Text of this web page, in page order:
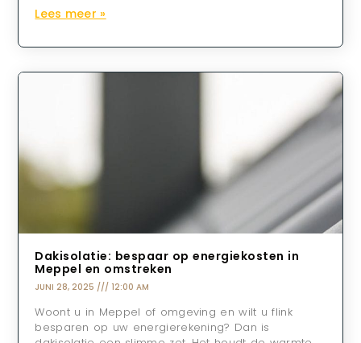
Lees meer »
Dakisolatie: bespaar op energiekosten in
Meppel en omstreken
JUNI 28, 2025 12:00 AM
Woont u in Meppel of omgeving en wilt u flink
besparen op uw energierekening? Dan is